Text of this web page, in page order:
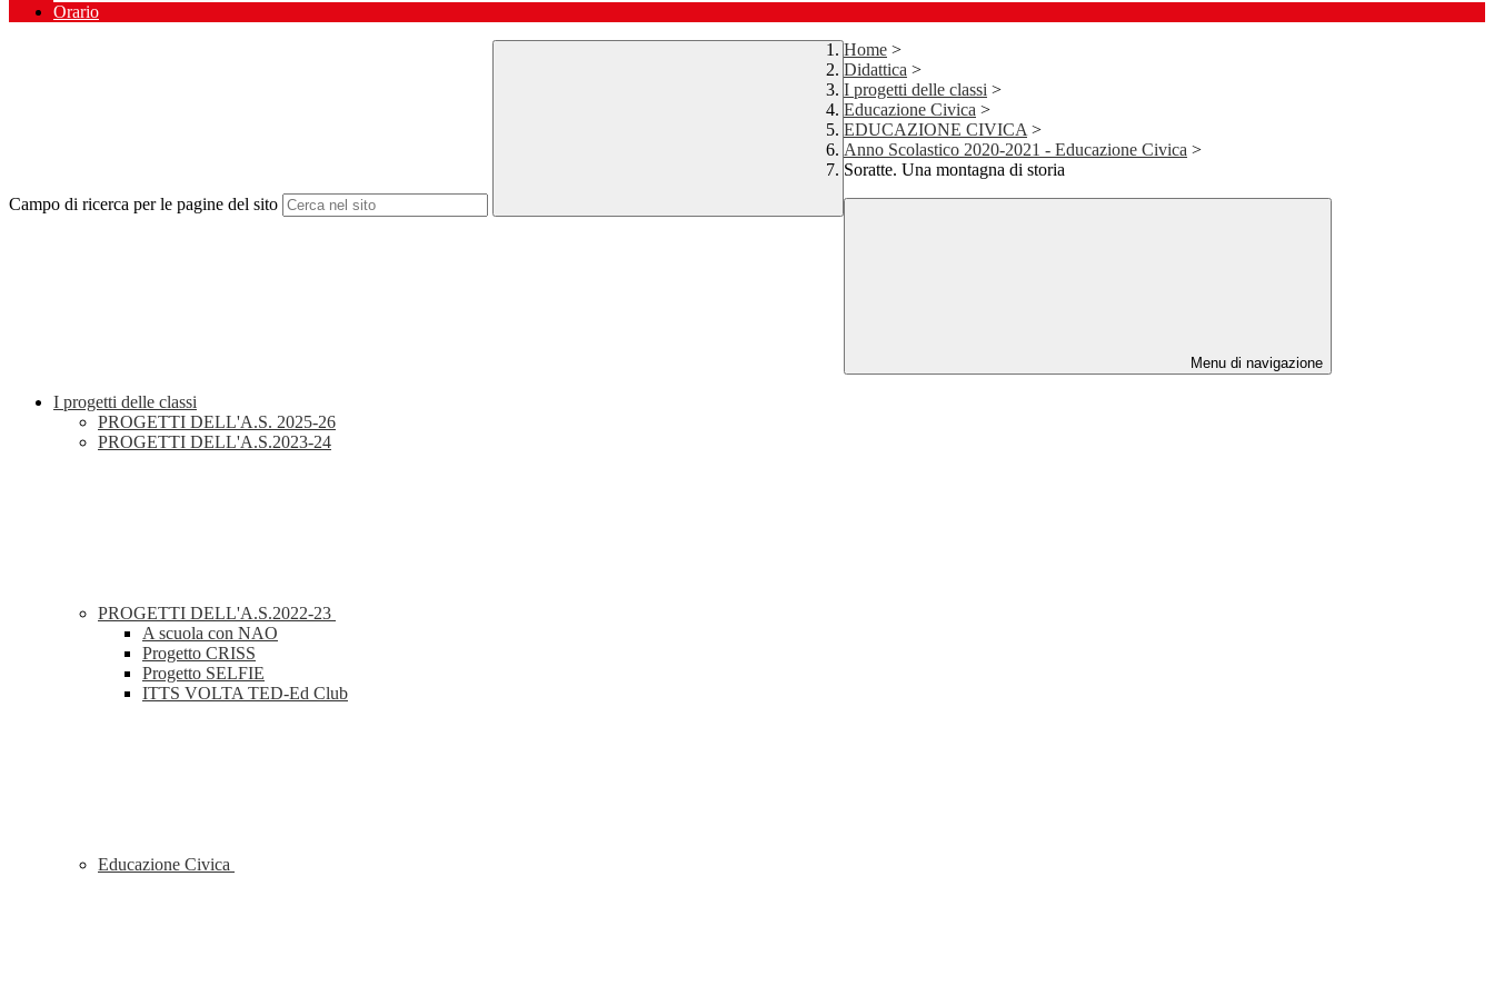
Orario
Campo di ricerca per le pagine del sito
Home >
Didattica >
I progetti delle classi >
Educazione Civica >
EDUCAZIONE CIVICA >
Anno Scolastico 2020-2021 - Educazione Civica >
Soratte. Una montagna di storia
Menu di navigazione
I progetti delle classi
PROGETTI DELL'A.S. 2025-26
PROGETTI DELL'A.S.2023-24
PROGETTI DELL'A.S.2022-23
A scuola con NAO
Progetto CRISS
Progetto SELFIE
ITTS VOLTA TED-Ed Club
Educazione Civica